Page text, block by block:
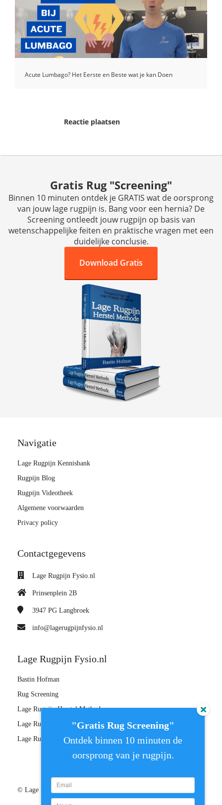
Acute Lumbago? Het Eerste en Beste wat je kan Doen
Reactie plaatsen
Gratis Rug "Screening"
Binnen 10 minuten ontdek je GRATIS wat de oorsprong
van jouw lage rugpijn is. Bang voor een hernia? De
Screening ontleedt jouw rugpijn op basis van
wetenschappelijke feiten en praktische vragen met een
duidelijke conclusie.
Download Gratis
Navigatie
Lage Rugpijn Kennisbank
Rugpijn Blog
Rugpijn Videotheek
Algemene voorwaarden
Privacy policy
Contactgegevens
Lage Rugpijn Fysio.nl
Prinsenplein 2B
3947 PG Langbroek
info@lagerugpijnfysio.nl
Lage Rugpijn Fysio.nl
Bastin Hofman
Rug Screening
Lage Rugpijn Herstel Methode
Lage Rugpijn Herstel Plan
Lage Rugpijn Master
© Lage Rugpijn Fysio.nl
"Gratis Rug Screening"
Ontdek binnen 10 minuten de
oorsprong van je rugpijn.